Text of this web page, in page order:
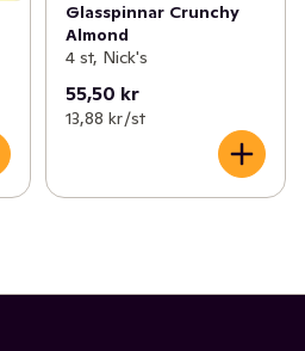
Glasspinnar Crunchy
Almond
4 st, Nick's
55,50 kr
13,88 kr /st